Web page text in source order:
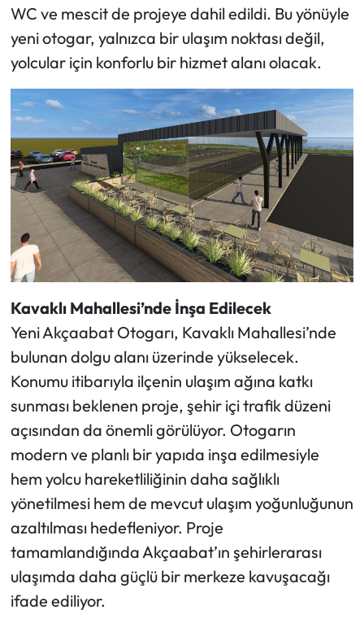
WC ve mescit de projeye dahil edildi. Bu yönüyle
yeni otogar, yalnızca bir ulaşım noktası değil,
yolcular için konforlu bir hizmet alanı olacak.
Kavaklı Mahallesi’nde İnşa Edilecek
Yeni Akçaabat Otogarı, Kavaklı Mahallesi’nde
bulunan dolgu alanı üzerinde yükselecek.
Konumu itibarıyla ilçenin ulaşım ağına katkı
sunması beklenen proje, şehir içi trafik düzeni
açısından da önemli görülüyor. Otogarın
modern ve planlı bir yapıda inşa edilmesiyle
hem yolcu hareketliliğinin daha sağlıklı
yönetilmesi hem de mevcut ulaşım yoğunluğunun
azaltılması hedefleniyor. Proje
tamamlandığında Akçaabat’ın şehirlerarası
ulaşımda daha güçlü bir merkeze kavuşacağı
ifade ediliyor.